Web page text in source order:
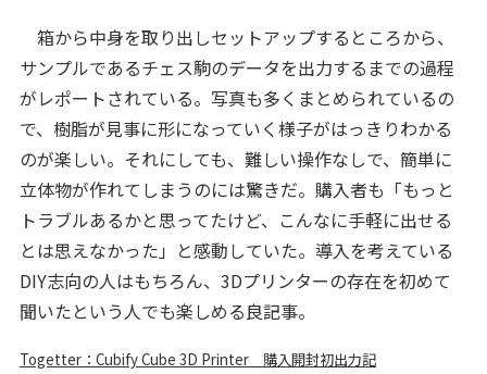
箱から中身を取り出しセットアップするところから、
サンプルであるチェス駒のデータを出力するまでの過程
がレポートされている。写真も多くまとめられているの
で、樹脂が見事に形になっていく様子がはっきりわかる
のが楽しい。それにしても、難しい操作なしで、簡単に
立体物が作れてしまうのには驚きだ。購入者も「もっと
トラブルあるかと思ってたけど、こんなに手軽に出せる
とは思えなかった」と感動していた。導入を考えている
DIY志向の人はもちろん、3Dプリンターの存在を初めて
聞いたという人でも楽しめる良記事。
Togetter：Cubify Cube 3D Printer 購入開封初出力記